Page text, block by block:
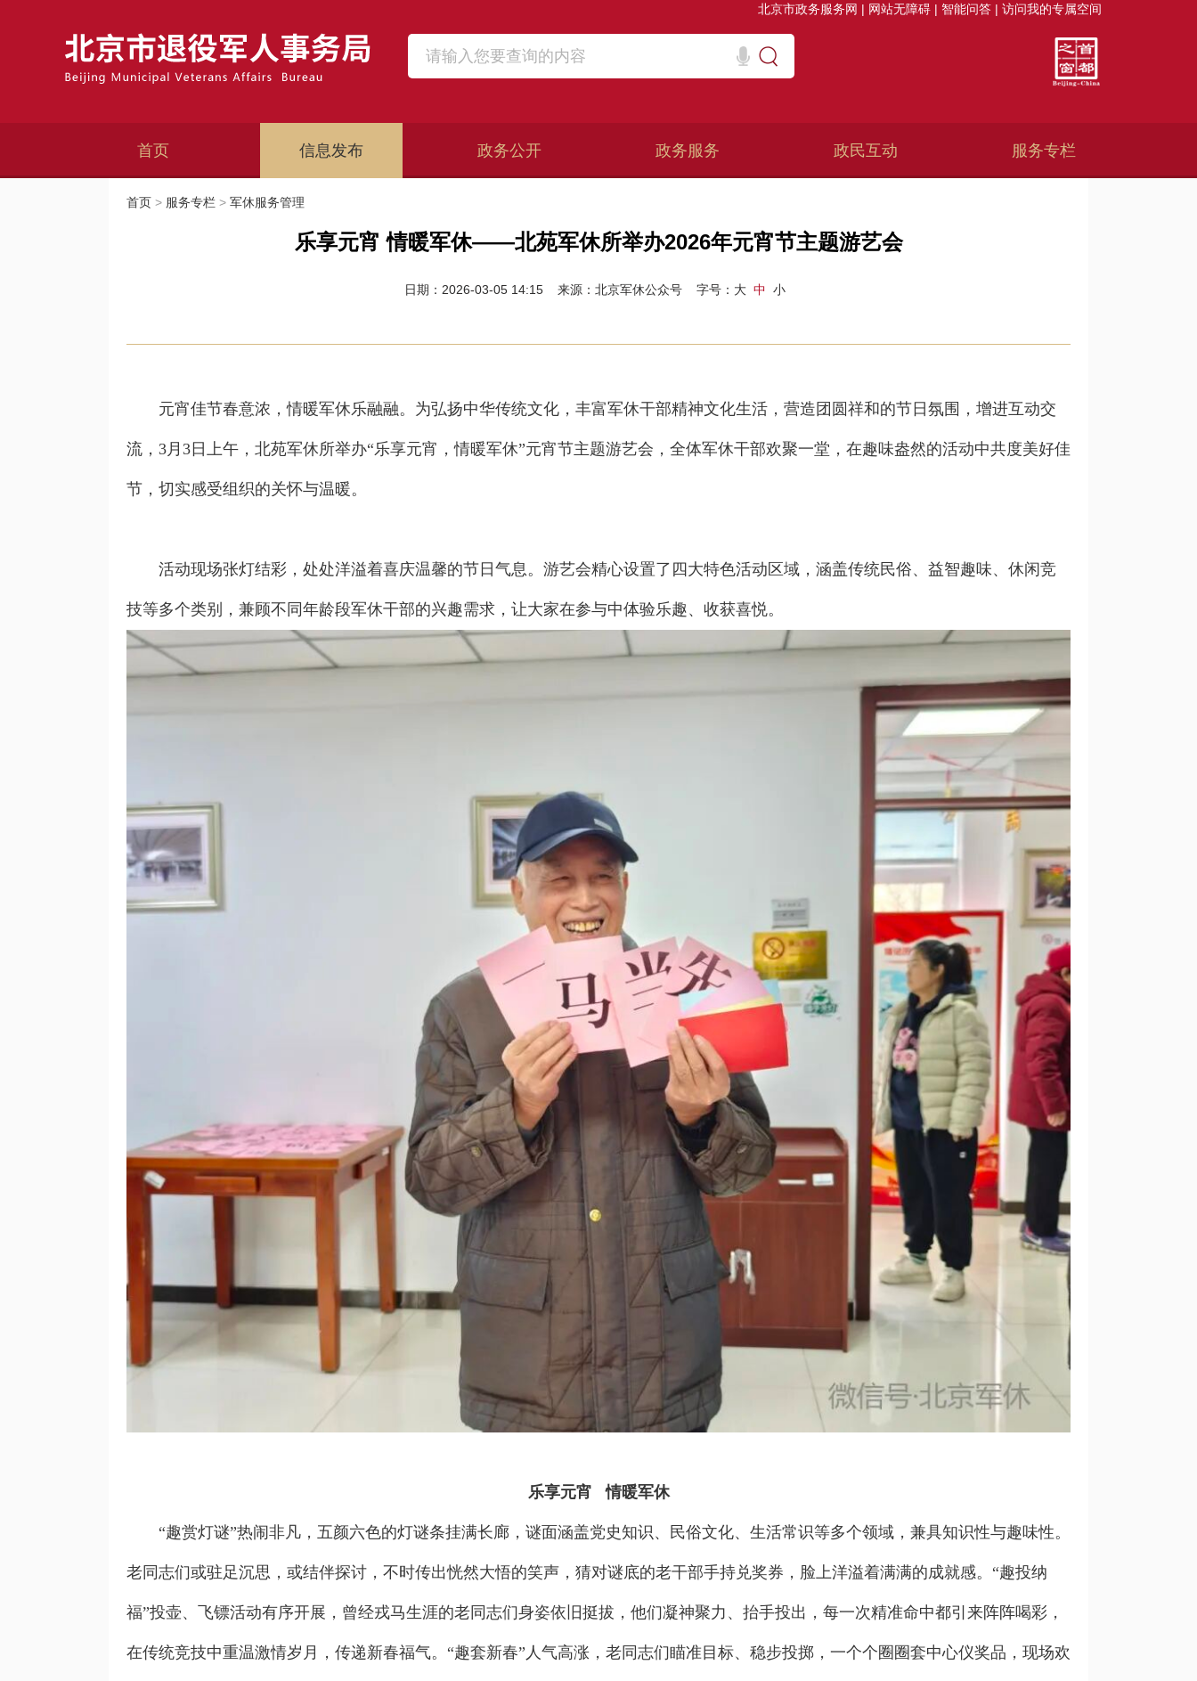
北京市政务服务网 | 网站无障碍 | 智能问答 | 访问我的专属空间
首页 信息发布 政务公开 政务服务 政民互动 服务专栏
首页 > 服务专栏 > 军休服务管理
乐享元宵 情暖军休——北苑军休所举办2026年元宵节主题游艺会
日期：2026-03-05 14:15 来源：北京军休公众号 字号： 大 中 小
元宵佳节春意浓，情暖军休乐融融。为弘扬中华传统文化，丰富军休干部精神文化生活，营造团圆祥和的节日氛围，增进互动交
流，3月3日上午，北苑军休所举办“乐享元宵，情暖军休”元宵节主题游艺会，全体军休干部欢聚一堂，在趣味盎然的活动中共度美好佳
节，切实感受组织的关怀与温暖。
活动现场张灯结彩，处处洋溢着喜庆温馨的节日气息。游艺会精心设置了四大特色活动区域，涵盖传统民俗、益智趣味、休闲竞
技等多个类别，兼顾不同年龄段军休干部的兴趣需求，让大家在参与中体验乐趣、收获喜悦。
乐享元宵 情暖军休
“趣赏灯谜”热闹非凡，五颜六色的灯谜条挂满长廊，谜面涵盖党史知识、民俗文化、生活常识等多个领域，兼具知识性与趣味性。
老同志们或驻足沉思，或结伴探讨，不时传出恍然大悟的笑声，猜对谜底的老干部手持兑奖券，脸上洋溢着满满的成就感。“趣投纳
福”投壶、飞镖活动有序开展，曾经戎马生涯的老同志们身姿依旧挺拔，他们凝神聚力、抬手投出，每一次精准命中都引来阵阵喝彩，
在传统竞技中重温激情岁月，传递新春福气。“趣套新春”人气高涨，老同志们瞄准目标、稳步投掷，一个个圈圈套中心仪奖品，现场欢